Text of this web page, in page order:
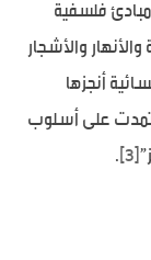
والأشجار
أنجزها
على أسلوب
[3]
.